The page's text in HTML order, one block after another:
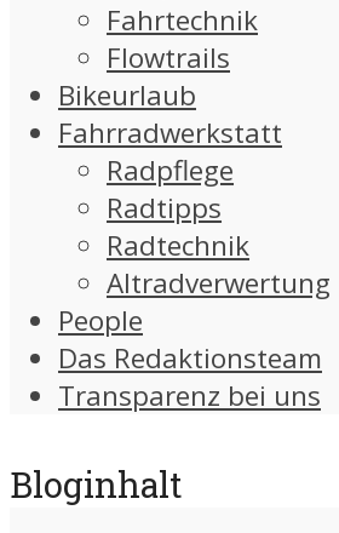
Fahrtechnik
Flowtrails
Bikeurlaub
Fahrradwerkstatt
Radpflege
Radtipps
Radtechnik
Altradverwertung
People
Das Redaktionsteam
Transparenz bei uns
Bloginhalt